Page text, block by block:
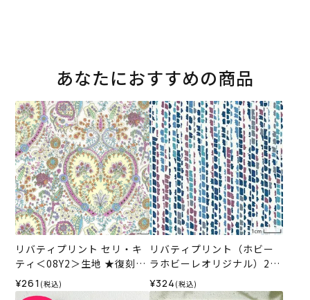
あなたにおすすめの商品
リバティプリント セリ・キ
ティ＜08Y2＞生地 ★復刻色
（ホビーラホビーレオリジ
ナル）2025SS
¥261 (税込)
リバティプリント（ホビー
ラホビーレオリジナル）201
8MS ミラ＜2BX＞
¥324 (税込)